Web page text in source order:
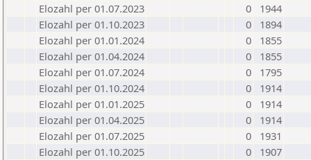
Elozahl per 01.07.2023
0
1944
Elozahl per 01.10.2023
0
1894
Elozahl per 01.01.2024
0
1855
Elozahl per 01.04.2024
0
1855
Elozahl per 01.07.2024
0
1795
Elozahl per 01.10.2024
0
1914
Elozahl per 01.01.2025
0
1914
Elozahl per 01.04.2025
0
1914
Elozahl per 01.07.2025
0
1931
Elozahl per 01.10.2025
0
1907